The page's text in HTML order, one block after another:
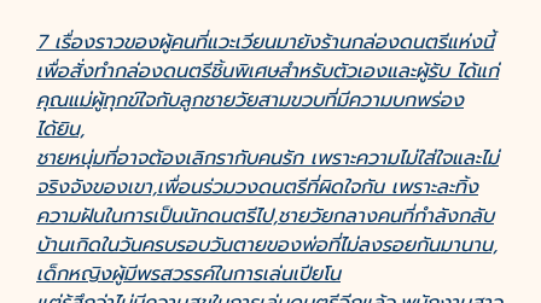
7 เรื่องราวของผู้คนที่แวะเวียนมายังร้านกล่องดนตรีแห่งนี้
เพื่อสั่งทำกล่องดนตรีชิ้นพิเศษสำหรับตัวเองและผู้รับ ได้แก่
คุณแม่ผู้ทุกข์ใจกับลูกชายวัยสามขวบที่มีความบกพร่อง
ได้ยิน,
ชายหนุ่มที่อาจต้องเลิกรากับคนรัก เพราะความไม่ใส่ใจและไม่
จริงจังของเขา,เพื่อนร่วมวงดนตรีที่ผิดใจกัน เพราะละทิ้ง
ความฝันในการเป็นนักดนตรีไป,ชายวัยกลางคนที่กำลังกลับ
บ้านเกิดในวันครบรอบวันตายของพ่อที่ไม่ลงรอยกันมานาน,
เด็กหญิงผู้มีพรสวรรค์ในการเล่นเปียโน